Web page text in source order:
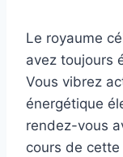
Le royaume
avez toujours
Vous vibrez
énergétique
rendez-vous
cours de cette